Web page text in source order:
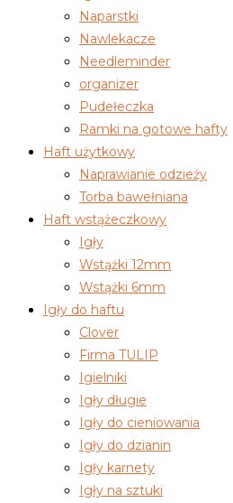
Naparstki
Nawlekacze
Needleminder
organizer
Pudełeczka
Ramki na gotowe hafty
Haft użytkowy
Naprawianie odzieży
Torba bawełniana
Haft wstążeczkowy
Igły
Wstążki 12mm
Wstążki 6mm
Igły do haftu
Clover
Firma TULIP
Igielniki
Igły długie
Igły do cieniowania
Igły do dzianin
Igły karnety
Igły na sztuki